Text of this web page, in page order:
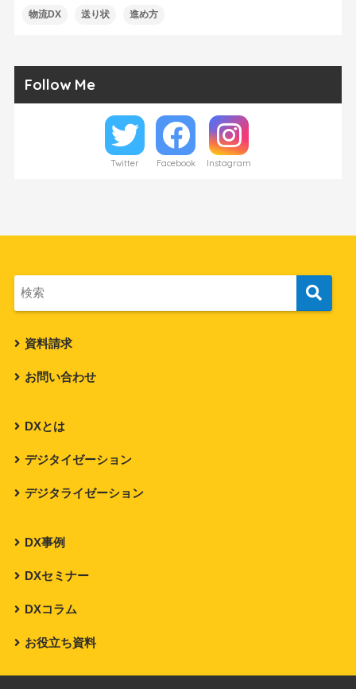
物流DX 送り状 進め方
Follow Me
Twitter Facebook Instagram
資料請求
お問い合わせ
DXとは
デジタイゼーション
デジタライゼーション
DX事例
DXセミナー
DXコラム
お役立ち資料